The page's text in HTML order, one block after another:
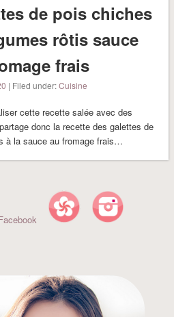
de pois chiches
rôtis sauce
frais
| Filed under:Cuisine
cette recette salée avec des
donc la recette des galettes de
à la sauce au fromage frais…